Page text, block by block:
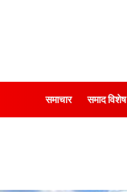
समाचार समाद विशेष